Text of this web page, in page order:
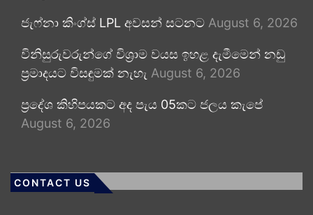
ජැෆ්නා කිංග්ස් LPL අවසන් සටනට August 6, 2026
විනිසුරුවරුන්ගේ විශ්‍රාම වයස ඉහළ දැමීමෙන් නඩු
ප්‍රමාදයට විසඳුමක් නැහැ August 6, 2026
ප්‍රදේශ කිහිපයකට අද පැය 05කට ජලය කැපේ
August 6, 2026
CONTACT US